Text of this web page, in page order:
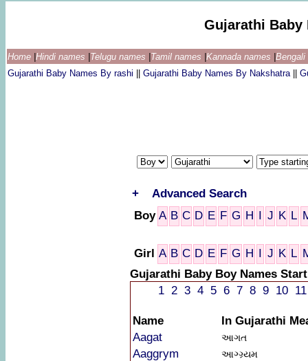
Gujarathi Baby
Home Hindi names Telugu names Tamil names Kannada names
Gujarathi Baby Names By rashi
Gujarathi Baby Names By Nakshatra
+
Advanced Search
Boy A B C D E F G H I J K L
Girl A B C D E F G H I J K L
Gujarathi Baby Boy Names
1 2 3 4 5 6 7 8 9 10 11
Name In Gujarathi
Aagat
આગત
Aaggrym આગ્ગ્ર્યમ